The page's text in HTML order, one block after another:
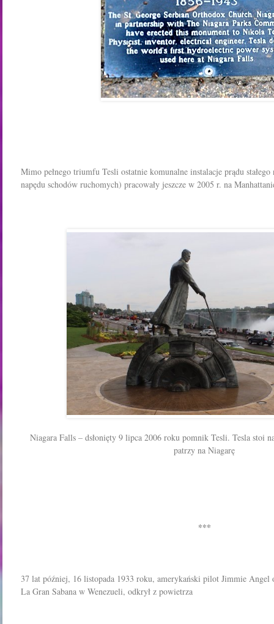
Mimo pełnego triumfu Tesli ostatnie komunalne instalacje prądu
napędu schodów ruchomych) pracowały jeszcze w 2005 r. na
Niagara Falls – dsłonięty 9 lipca 2006 roku pomnik Tesli. Tesla stoi
patrzy na Niagarę
***
37 lat później, 16 listopada 1933 roku, amerykański pilot Jimmie Angel
La Gran Sabana w Wenezueli, odkrył z powietrza